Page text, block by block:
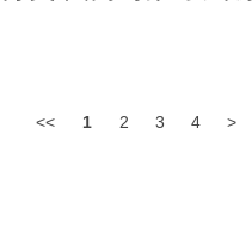
<< 1 2 3 4 >